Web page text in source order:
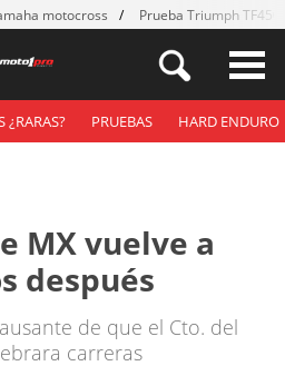
motocross Prueba Triumph
¿RARAS? PRUEBAS HARD ENDURO
MX vuelve a
después
de que el Cto. del
carreras